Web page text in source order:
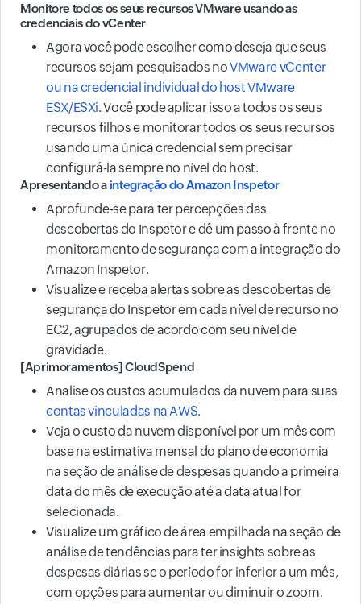
Monitore todos os seus recursos VMware usando as
credenciais do vCenter
Agora você pode escolher como deseja que seus
recursos sejam pesquisados noVMware vCenter
ou na credencial individual do host VMware
ESX/ESXi. Você pode aplicar isso a todos os seus
recursos filhos e monitorar todos os seus recursos
usando uma única credencial sem precisar
configurá-la sempre no nível do host.
Apresentando a integração do Amazon Inspetor
Aprofunde-se para ter percepções das
descobertas do Inspetor e dê um passo à frente no
monitoramento de segurança com a integração do
Amazon Inspetor.
Visualize e receba alertas sobre as descobertas de
segurança do Inspetor em cada nível de recurso no
EC2, agrupados de acordo com seu nível de
gravidade.
[Aprimoramentos] CloudSpend
Analise os custos acumulados da nuvem para suas
contas vinculadas na AWS.
Veja o custo da nuvem disponível por um mês com
base na estimativa mensal do plano de economia
na seção de análise de despesas quando a primeira
data do mês de execução até a data atual for
selecionada.
Visualize um gráfico de área empilhada na seção de
análise de tendências para ter insights sobre as
despesas diárias se o período for inferior a um mês,
com opções para aumentar ou diminuir o zoom.